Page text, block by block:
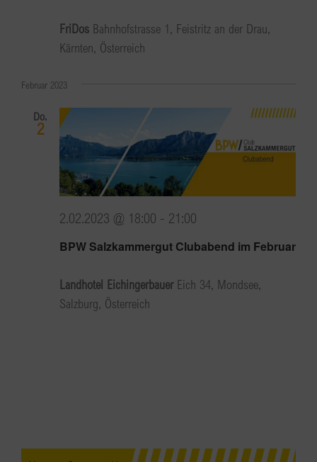
FriDos Bahnhofstrasse 1, Feistritz an der Drau,
Kärnten, Österreich
Februar 2023
Do.
2
BPW Salzkammergut Clubabend im Februar
2.02.2023 @ 18:00 - 21:00
Landhotel Eichingerbauer Eich 34, Mondsee,
Salzburg, Österreich